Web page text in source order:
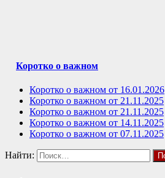
Коротко о важном
Коротко о важном от 16.01.2026
Коротко о важном от 21.11.2025
Коротко о важном от 21.11.2025
Коротко о важном от 14.11.2025
Коротко о важном от 07.11.2025
Найти: